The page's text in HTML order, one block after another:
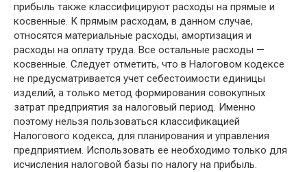
прибыль также классифицируют расходы на прямые и
косвенные. К прямым расходам, в данном случае,
относятся материальные расходы, амортизация и
расходы на оплату труда. Все остальные расходы —
косвенные. Следует отметить, что в Налоговом кодексе
не предусматривается учет себестоимости единицы
изделий, а только метод формирования совокупных
затрат предприятия за налоговый период. Именно
поэтому нельзя пользоваться классификацией
Налогового кодекса, для планирования и управления
предприятием. Использовать ее необходимо только для
исчисления налоговой базы по налогу на прибыль.